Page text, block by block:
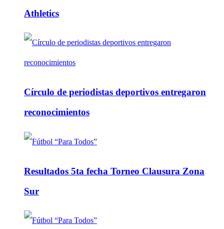
Athletics
Círculo de periodistas deportivos entregaron
reconocimientos
Resultados 5ta fecha Torneo Clausura Zona
Sur